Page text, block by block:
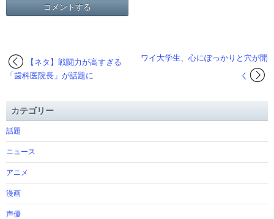
ワイ大学生、心にぽっかりと穴が開
く
【ネタ】戦闘力が高すぎる
「歯科医院長」が話題に
カテゴリー
話題
ニュース
アニメ
漫画
声優